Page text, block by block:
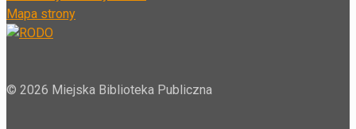
Mapa strony
© 2026 Miejska Biblioteka Publiczna